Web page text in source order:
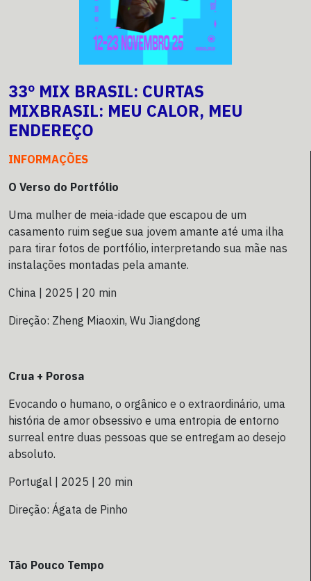
33º MIX BRASIL: CURTAS
MIXBRASIL: MEU CALOR, MEU
ENDEREÇO
INFORMAÇÕES
O Verso do Portfólio
Uma mulher de meia-idade que escapou de um
casamento ruim segue sua jovem amante até uma ilha
para tirar fotos de portfólio, interpretando sua mãe nas
instalações montadas pela amante.
China | 2025 | 20 min
Direção: Zheng Miaoxin, Wu Jiangdong
Crua + Porosa
Evocando o humano, o orgânico e o extraordinário, uma
história de amor obsessivo e uma entropia de entorno
surreal entre duas pessoas que se entregam ao desejo
absoluto.
Portugal | 2025 | 20 min
Direção: Ágata de Pinho
Tão Pouco Tempo